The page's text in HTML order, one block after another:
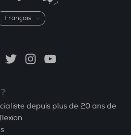
TwitterInstagramYouTube
depuis plus de 20 ans de